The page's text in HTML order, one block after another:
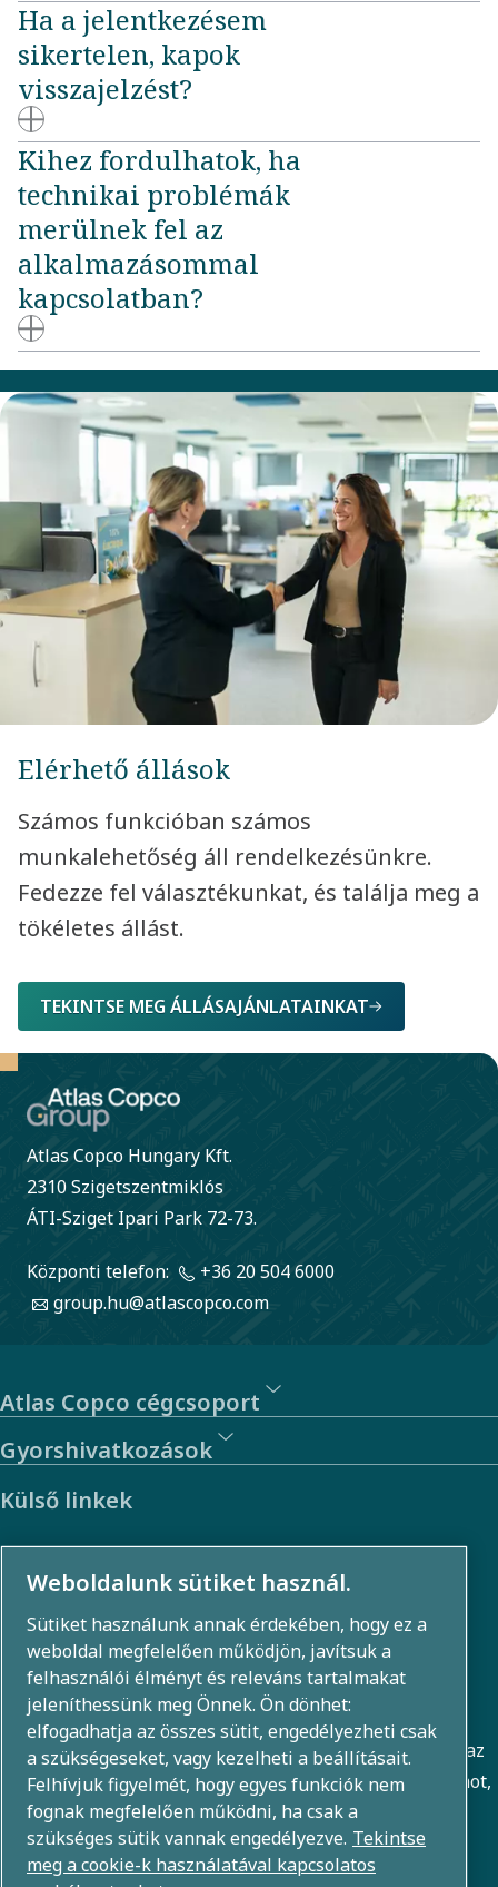
Ha a jelentkezésem
sikertelen, kapok
visszajelzést?
Kihez fordulhatok, ha
technikai problémák
merülnek fel az
alkalmazásommal
kapcsolatban?
Elérhető állások
Számos funkcióban számos
munkalehetőség áll rendelkezésünkre.
Fedezze fel választékunkat, és találja meg a
tökéletes állást.
TEKINTSE MEG ÁLLÁSAJÁNLATAINKAT
Atlas Copco Hungary Kft.
2310 Szigetszentmiklós
ÁTI-Sziget Ipari Park 72-73.
Központi telefon:
+36 20 504 6000
group.hu@atlascopco.com
Atlas Copco cégcsoport
Gyorshivatkozások
Külső linkek
Fénykép- és videógaléria
Néhány szó rólunk
Az Atlas Copco Csoport innovatív megoldásokat fejleszt az
üzleti területeken, beleértve a levegősűrítést, a vákuumot,
az ipari és az energiatechnikát. 80+ márka globális
portfóliójával olyan technológiákat teszünk lehetővé,
amelyek átalakítják a jövőt.
Weboldalunk sütiket használ.
Sütiket használunk annak érdekében, hogy ez a
weboldal megfelelően működjön, javítsuk a
felhasználói élményt és releváns tartalmakat
jeleníthessünk meg Önnek. Ön dönhet:
elfogadhatja az összes sütit, engedélyezheti csak
a szükségeseket, vagy kezelheti a beállításait.
Felhívjuk figyelmét, hogy egyes funkciók nem
fognak megfelelően működni, ha csak a
szükséges sütik vannak engedélyezve. Tekintse
meg a cookie-k használatával kapcsolatos